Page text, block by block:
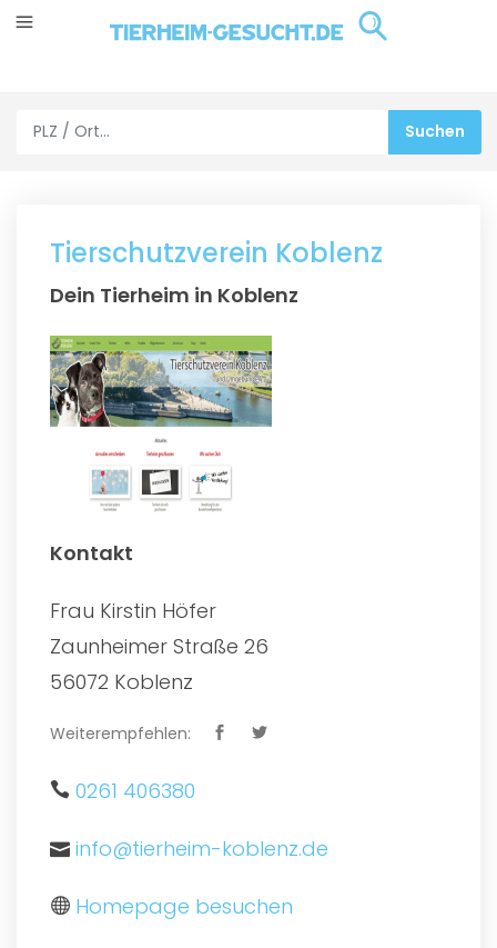
Tierschutzverein Koblenz
Dein Tierheim in Koblenz
Kontakt
Frau Kirstin Höfer
Zaunheimer Straße 26
56072 Koblenz
Weiterempfehlen:
0261 406380
info@tierheim-koblenz.de
Homepage besuchen